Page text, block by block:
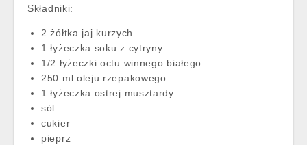
Składniki:
2 żółtka jaj kurzych
1 łyżeczka soku z cytryny
1/2 łyżeczki octu winnego białego
250 ml oleju rzepakowego
1 łyżeczka ostrej musztardy
sól
cukier
pieprz